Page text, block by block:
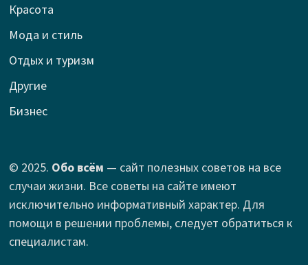
Красота
Мода и стиль
Отдых и туризм
Другие
Бизнес
© 2025. Обо всём — сайт полезных советов на все
случаи жизни. Все советы на сайте имеют
исключительно информативный характер. Для
помощи в решении проблемы, следует обратиться к
специалистам.